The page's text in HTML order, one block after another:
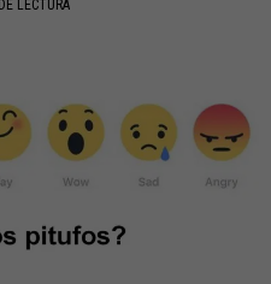
LECTURA